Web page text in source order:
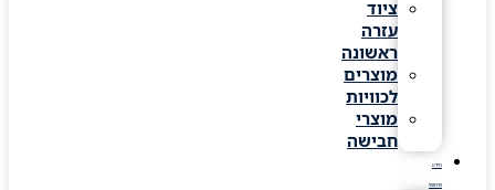
ציוד
עזרה
ראשונה
מוצרים
לכוויות
מוצרי
חבישה